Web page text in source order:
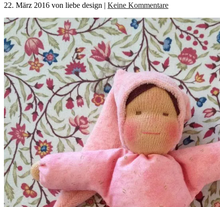
22. März 2016 von liebe design | Keine Kommentare